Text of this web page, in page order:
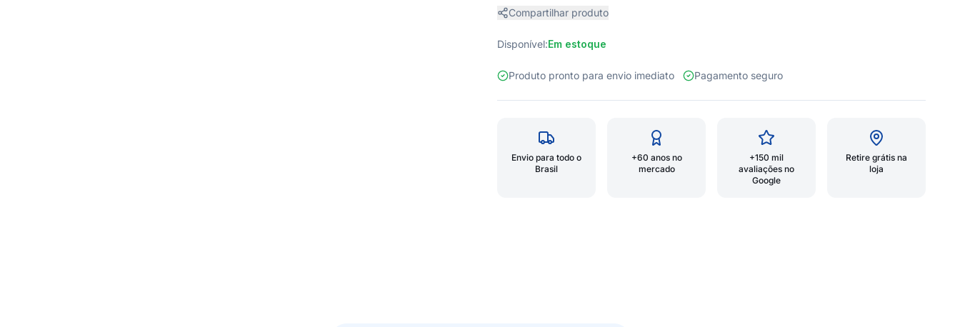
Compartilhar produto
Disponível:Em estoque
Produto pronto para envio imediato Pagamento seguro
Envio para todo o
Brasil
+60 anos no
mercado
+150 mil
avaliações no
Google
Retire grátis na
loja